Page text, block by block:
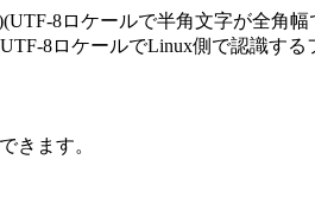
8ロケールで半角文字が全
8ロケールでLinux側で認識
きます。